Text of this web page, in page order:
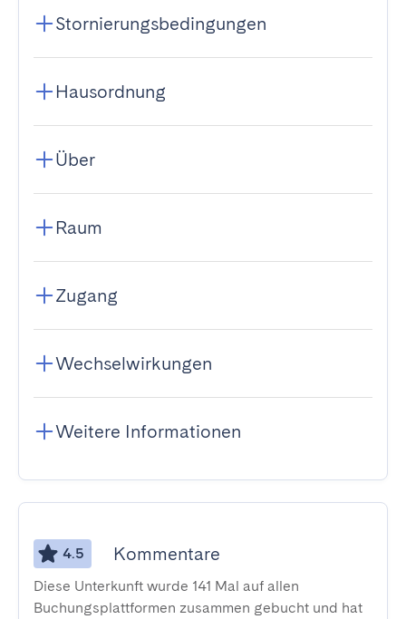
Stornierungsbedingungen
Hausordnung
Über
Raum
Zugang
Wechselwirkungen
Weitere Informationen
4.5 Kommentare
Diese Unterkunft wurde 141 Mal auf allen
Buchungsplattformen zusammen gebucht und hat